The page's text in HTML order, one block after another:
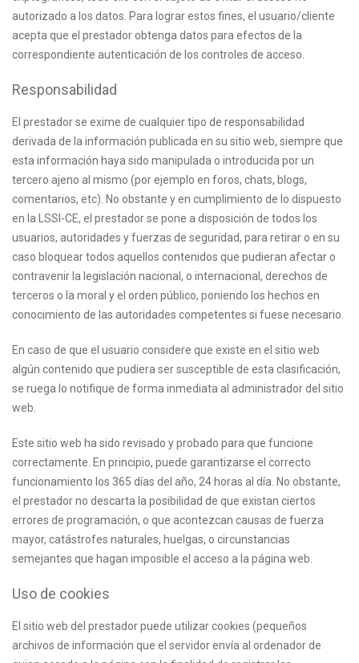
autorizado a los datos. Para lograr estos fines, el usuario/cliente
acepta que el prestador obtenga datos para efectos de la
correspondiente autenticación de los controles de acceso.
Responsabilidad
El prestador se exime de cualquier tipo de responsabilidad
derivada de la información publicada en su sitio web, siempre que
esta información haya sido manipulada o introducida por un
tercero ajeno al mismo (por ejemplo en foros, chats, blogs,
comentarios, etc). No obstante y en cumplimiento de lo dispuesto
en la LSSI-CE, el prestador se pone a disposición de todos los
usuarios, autoridades y fuerzas de seguridad, para retirar o en su
caso bloquear todos aquellos contenidos que pudieran afectar o
contravenir la legislación nacional, o internacional, derechos de
terceros o la moral y el orden público, poniendo los hechos en
conocimiento de las autoridades competentes si fuese necesario.
En caso de que el usuario considere que existe en el sitio web
algún contenido que pudiera ser susceptible de esta clasificación,
se ruega lo notifique de forma inmediata al administrador del sitio
web.
Este sitio web ha sido revisado y probado para que funcione
correctamente. En principio, puede garantizarse el correcto
funcionamiento los 365 días del año, 24 horas al día. No obstante,
el prestador no descarta la posibilidad de que existan ciertos
errores de programación, o que acontezcan causas de fuerza
mayor, catástrofes naturales, huelgas, o circunstancias
semejantes que hagan imposible el acceso a la página web.
Uso de cookies
El sitio web del prestador puede utilizar cookies (pequeños
archivos de información que el servidor envía al ordenador de